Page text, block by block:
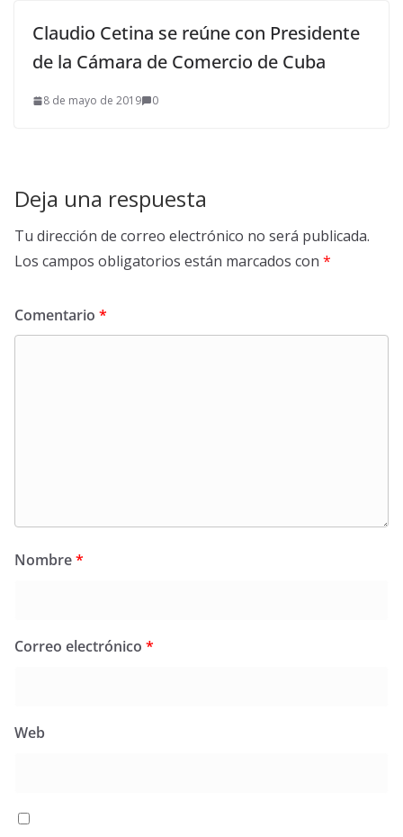
Claudio Cetina se reúne con Presidente
de la Cámara de Comercio de Cuba
8 de mayo de 2019 0
Deja una respuesta
Tu dirección de correo electrónico no será publicada.
Los campos obligatorios están marcados con *
Comentario *
Nombre*
Correo electrónico *
Web